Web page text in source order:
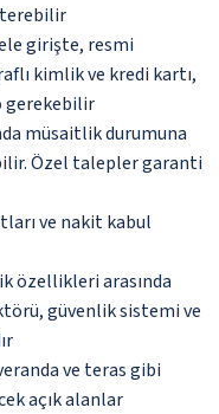
girişte, resmi
kimlik ve kredi kartı,
gerekebilir
müsaitlik durumuna
Özel talepler garanti
ve nakit kabul
özellikleri arasında
güvenlik sistemi ve
ve teras gibi
açık alanlar